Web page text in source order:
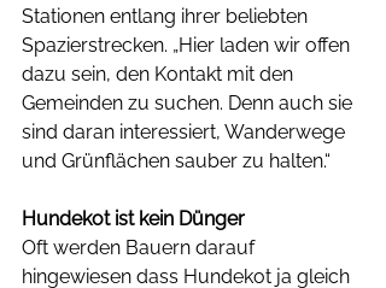
Stationen entlang ihrer beliebten
Spazierstrecken. „Hier laden wir offen
dazu sein, den Kontakt mit den
Gemeinden zu suchen. Denn auch sie
sind daran interessiert, Wanderwege
und Grünflächen sauber zu halten.“
Hundekot ist kein Dünger
Oft werden Bauern darauf
hingewiesen dass Hundekot ja gleich